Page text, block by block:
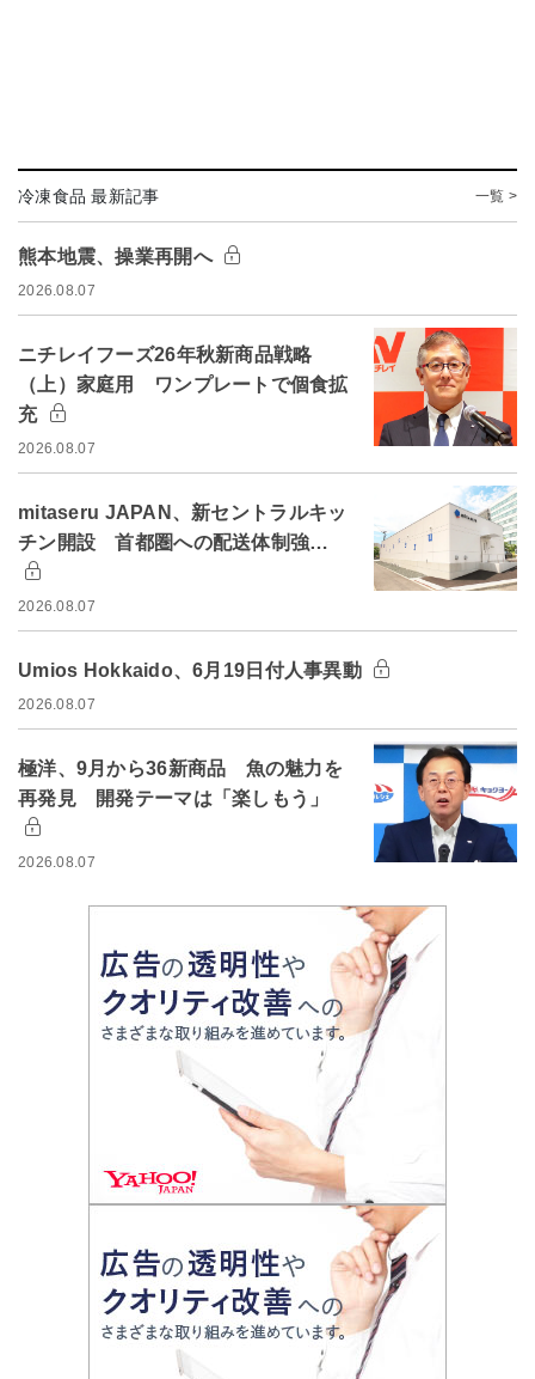
冷凍食品 最新記事 一覧 >
熊本地震、操業再開へ
2026.08.07
ニチレイフーズ26年秋新商品戦略
（上）家庭用 ワンプレートで個食拡
充
2026.08.07
mitaseru JAPAN、新セントラルキッ
チン開設 首都圏への配送体制強…
2026.08.07
Umios Hokkaido、6月19日付人事異動
2026.08.07
極洋、9月から36新商品 魚の魅力を
再発見 開発テーマは「楽しもう」
2026.08.07